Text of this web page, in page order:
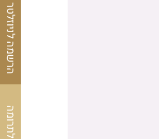
הרשמה לניוזלטר
לתרומה